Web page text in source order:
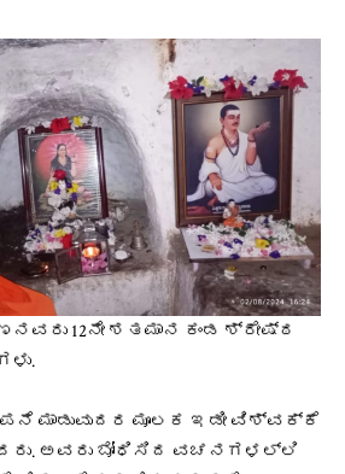
12ನೇ ಶತಮಾನ ಕಂಡ ಶ್ರೇಷ್ಠ
ಮಾಡುವುದರ ಮೂಲಕ ಇಡೀ ವಿಶ್ವಕ್ಕೆ
ಅವರು ಬೋಧಿಸಿದ ವಚನಗಳಲ್ಲಿ